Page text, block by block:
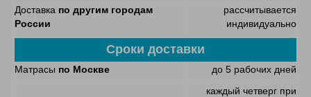
Доставка по другим городам
России
рассчитывается
индивидуально
Сроки доставки
Матрасы по Москве до 5 рабочих дней
каждый четверг при